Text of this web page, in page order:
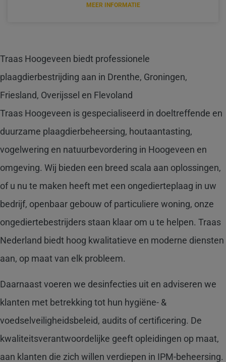
MEER INFORMATIE
Traas Hoogeveen biedt professionele
plaagdierbestrijding aan in Drenthe, Groningen,
Friesland, Overijssel en Flevoland
Traas Hoogeveen is gespecialiseerd in doeltreffende en
duurzame plaagdierbeheersing, houtaantasting,
vogelwering en natuurbevordering in Hoogeveen en
omgeving. Wij bieden een breed scala aan oplossingen,
of u nu te maken heeft met een ongedierteplaag in uw
bedrijf, openbaar gebouw of particuliere woning, onze
ongediertebestrijders staan klaar om u te helpen. Traas
Nederland biedt hoog kwalitatieve en moderne diensten
aan, op maat van elk probleem.
Daarnaast voeren we desinfecties uit en adviseren we
klanten met betrekking tot hun hygiëne- &
voedselveiligheidsbeleid, audits of certificering. De
kwaliteitsverantwoordelijke geeft opleidingen op maat,
aan klanten die zich willen verdiepen in IPM-beheersing.